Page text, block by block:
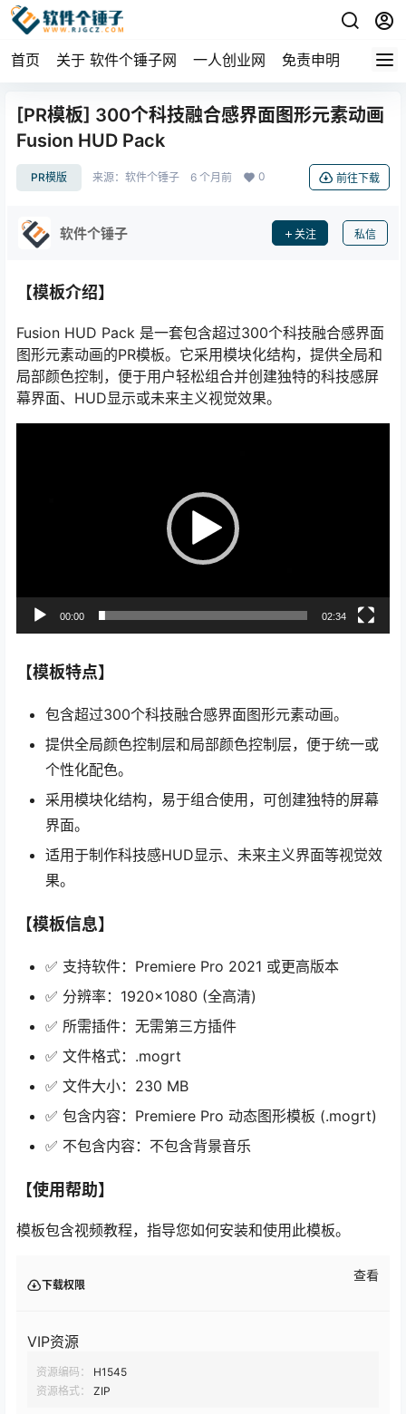
首页 关于 软件个锤子网 一人创业网 免责申明
[PR模板] 300个科技融合感界面图形元素动画
Fusion HUD Pack
PR模版 来源： 软件个锤子 6 个月前 0 前往下载
软件个锤子 关注 私信
【模板介绍】
Fusion HUD Pack 是一套包含超过300个科技融合感界面
图形元素动画的PR模板。它采用模块化结构，提供全局和
局部颜色控制，便于用户轻松组合并创建独特的科技感屏
幕界面、HUD显示或未来主义视觉效果。
00:00 02:34
【模板特点】
包含超过300个科技融合感界面图形元素动画。
提供全局颜色控制层和局部颜色控制层，便于统一或
个性化配色。
采用模块化结构，易于组合使用，可创建独特的屏幕
界面。
适用于制作科技感HUD显示、未来主义界面等视觉效
果。
【模板信息】
✅ 支持软件：Premiere Pro 2021 或更高版本
✅ 分辨率：1920×1080 (全高清)
✅ 所需插件：无需第三方插件
✅ 文件格式：.mogrt
✅ 文件大小：230 MB
✅ 包含内容：Premiere Pro 动态图形模板 (.mogrt)
✅ 不包含内容：不包含背景音乐
【使用帮助】
模板包含视频教程，指导您如何安装和使用此模板。
下载权限
查看
VIP资源
资源编码：
H1545
资源格式：
ZIP